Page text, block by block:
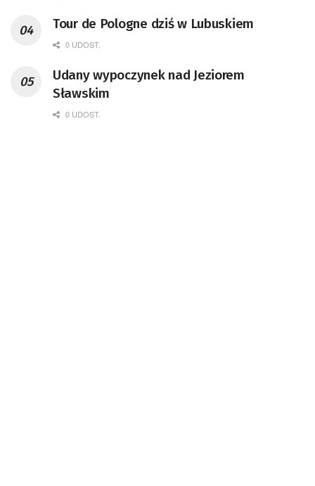
Tour de Pologne dziś w Lubuskiem
0 UDOST.
Udany wypoczynek nad Jeziorem
Sławskim
0 UDOST.